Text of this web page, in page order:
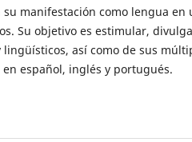
manifestación como lengua en
Su objetivo es estimular,
así como de sus
español, inglés y portugués.